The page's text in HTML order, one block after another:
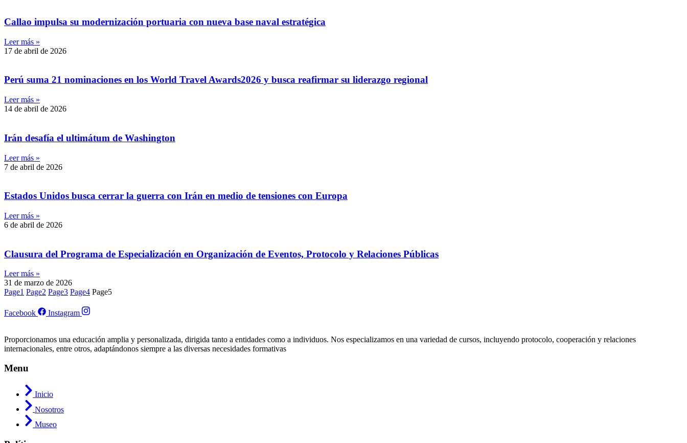
Callao impulsa su modernización portuaria con nueva base naval estratégica
Leer más »
17 de abril de 2026
Perú suma 21 nominaciones en los World Travel Awards2026 y busca reafirmar su liderazgo regional
Leer más »
14 de abril de 2026
Irán desafía el ultimátum de Washington
Leer más »
7 de abril de 2026
Estados Unidos busca cerrar la guerra con Irán en medio de tensiones con Europa
Leer más »
6 de abril de 2026
Clausura del Programa de Especialización en Organización de Eventos, Protocolo y Relaciones Públicas
Leer más »
31 de marzo de 2026
Page1 Page2 Page3 Page4 Page5
Facebook Instagram
Proporcionamos una educación amplia y personalizada, dirigida tanto a entidades como a individuos. Nos especializamos en una variedad de cursos, incluyendo protocolo, cooperación y relaciones
internacionales, entre otros, adaptándonos siempre a las diversas necesidades formativas
Menu
Inicio
Nosotros
Museo